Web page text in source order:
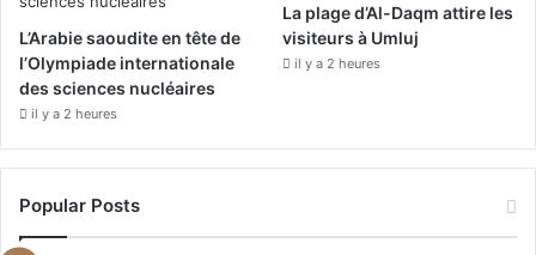
L’Arabie saoudite en tête de
l’Olympiade internationale
des sciences nucléaires
il y a 2 heures
La plage d’Al-Daqm attire les
visiteurs à Umluj
il y a 2 heures
Popular Posts